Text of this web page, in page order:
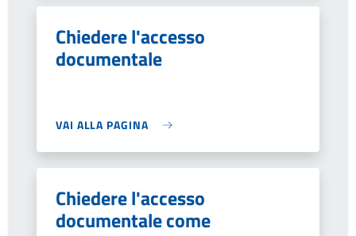
Chiedere l'accesso
documentale
VAI ALLA PAGINA
Chiedere l'accesso
documentale come